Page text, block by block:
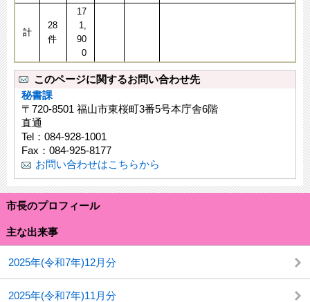
市長のプロフィール
主な出来事
2025年(令和7年)12月分
2025年(令和7年)11月分
計
28
件
17
1,
90
0
このページに関するお問い合わせ先
秘書課
〒720-8501 福山市東桜町3番5号本庁舎6階
直通
Tel：084-928-1001
Fax：084-925-8177
お問い合わせはこちらから